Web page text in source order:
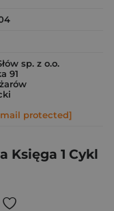
sp. z o.o.
91
protected]
Księga 1 Cykl